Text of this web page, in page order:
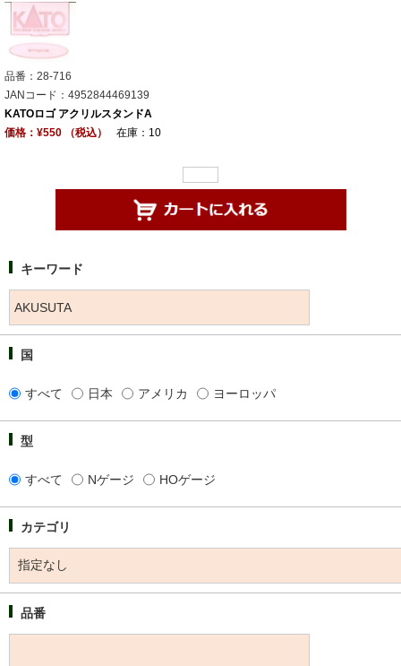
品番：28-716
JANコード：4952844469139
KATOロゴ アクリルスタンドA
価格：¥550 （税込）
在庫：10
キーワード
国
すべて 日本 アメリカ ヨーロッパ
型
すべて Nゲージ HOゲージ
カテゴリ
品番